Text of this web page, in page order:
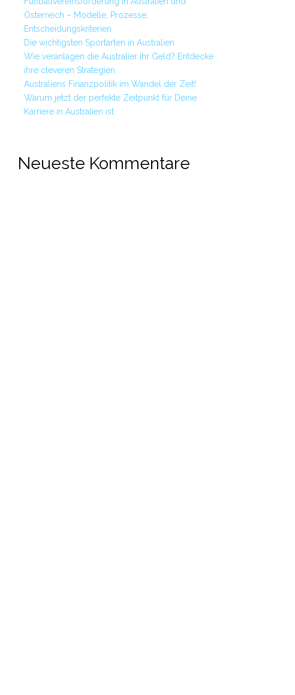
Österreich – Modelle, Prozesse,
Entscheidungskriterien
Die wichtigsten Sportarten in Australien
Wie veranlagen die Australier ihr Geld? Entdecke
ihre cleveren Strategien
Australiens Finanzpolitik im Wandel der Zeit!
Warum jetzt der perfekte Zeitpunkt für Deine
Karriere in Australien ist
Neueste Kommentare